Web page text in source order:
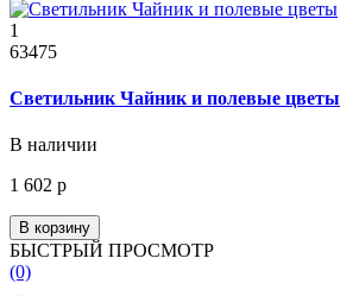
1
63475
Светильник Чайник и полевые цветы
В наличии
1 602 р
В корзину
БЫСТРЫЙ ПРОСМОТР
(0)